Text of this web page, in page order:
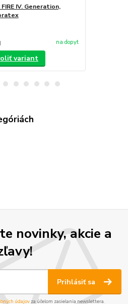
FIRE IV. Generation,
na dopyt
variant
novinky, akcie a
Prihlásiť sa
údajov za účelom zasielania newslettera.